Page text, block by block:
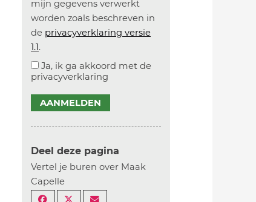
mijn gegevens verwerkt
worden zoals beschreven in
de privacyverklaring versie
1.1.
Ja, ik ga akkoord met de
privacyverklaring
AANMELDEN
Deel deze pagina
Vertel je buren over Maak
Capelle